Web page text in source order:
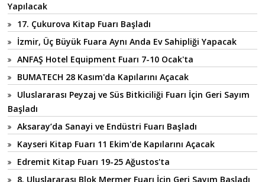
Yapılacak
17. Çukurova Kitap Fuarı Başladı
İzmir, Üç Büyük Fuara Aynı Anda Ev Sahipliği Yapacak
ANFAŞ Hotel Equipment Fuarı 7-10 Ocak'ta
BUMATECH 28 Kasım'da Kapılarını Açacak
Uluslararası Peyzaj ve Süs Bitkiciliği Fuarı İçin Geri Sayım
Başladı
Aksaray’da Sanayi ve Endüstri Fuarı Başladı
Kayseri Kitap Fuarı 11 Ekim'de Kapılarını Açacak
Edremit Kitap Fuarı 19-25 Ağustos'ta
8. Uluslararası Blok Mermer Fuarı İçin Geri Sayım Başladı